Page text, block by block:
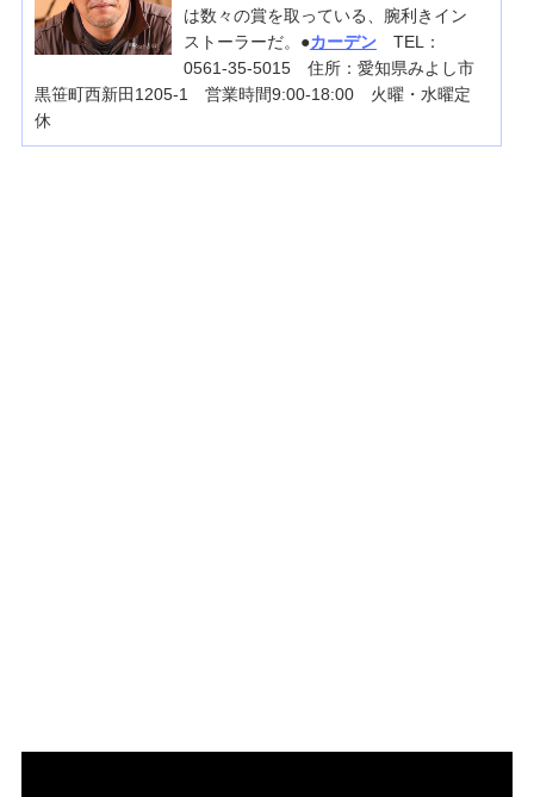
は数々の賞を取っている、腕利きイン
ストーラーだ。●カーデンTEL：
0561-35-5015 住所：愛知県みよし市
黒笹町西新田1205-1 営業時間9:00-18:00 火曜・水曜定
休